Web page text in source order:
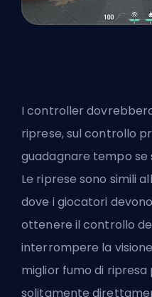
I controller
riprese, sul controllo
guadagnare tempo se
Le riprese sono simili
dove i giocatori
ottenere il controllo
interrompere la
miglior fumo di ripresa
solitamente